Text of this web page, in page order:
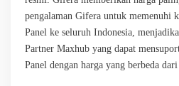
pengalaman Gifera untuk memenuhi
Panel ke seluruh Indonesia,
Partner Maxhub yang dapat
Panel dengan harga yang berbeda